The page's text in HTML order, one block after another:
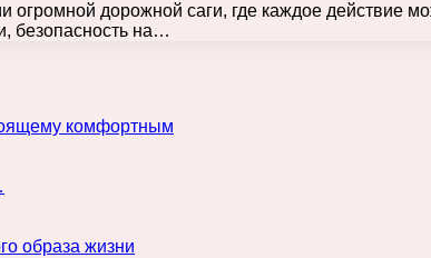
огромной дорожной саги, где каждое действие
безопасность на…
комфортным
образа жизни